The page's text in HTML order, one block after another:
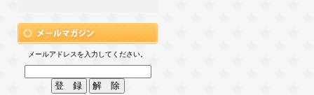
メールアドレスを入力してください。